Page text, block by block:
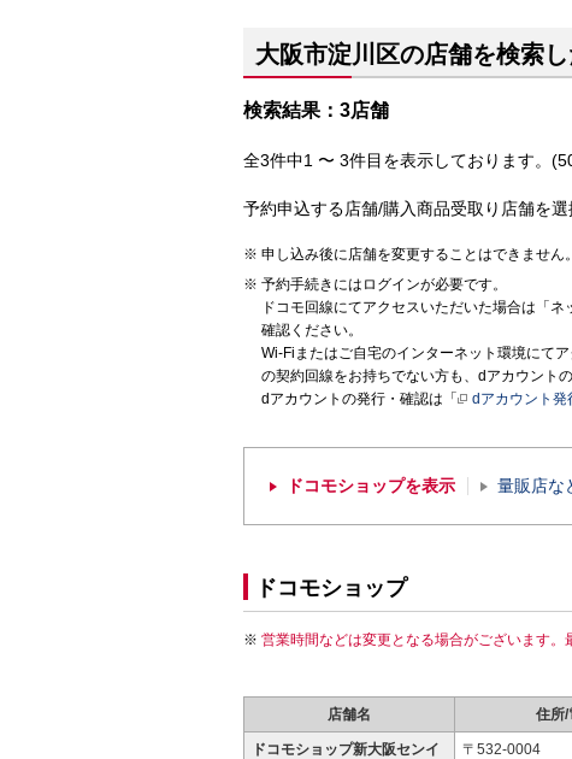
大阪市淀川区の店舗を検索
検索結果：3店舗
全3件中1 〜 3件目を表示しております。
予約申込する店舗/購入商品受取り店舗を選
申し込み後に店舗を変更することはできません。
予約手続きにはログインが必要です。
ドコモ回線にてアクセスいただいた場合は「
確認ください。
Wi-Fiまたはご自宅のインターネット環境にて
の契約回線をお持ちでない方も、dアカウントの
dアカウントの発行・確認は「
dアカウント発
ドコモショップを表示 量販店な
ドコモショップ
営業時間などは変更となる場合がございます。
店舗名 住所/
ドコモショップ新大阪センイ
〒532-0004